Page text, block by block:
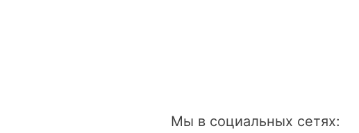
Мы в социальных сетях: